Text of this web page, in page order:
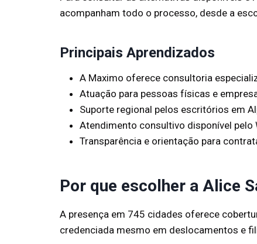
acompanham todo o processo, desde a
Principais Aprendizados
A Maximo oferece consultoria
Atuação para pessoas físicas e
Suporte regional pelos escritórios em
Atendimento consultivo disponível
Transparência e orientação para
Por que escolher a Alice
A presença em 745 cidades oferece
credenciada mesmo em deslocamentos e